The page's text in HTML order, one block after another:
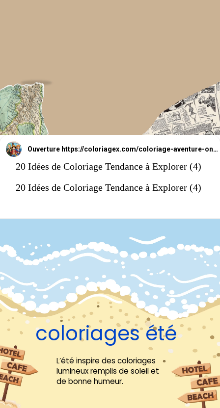
Ouverture https://coloriagex.com/coloriage-aventure-one-piece/
20 Idées de Coloriage Tendance à Explorer (4)
20 Idées de Coloriage Tendance à Explorer (4)
coloriages été
L’été inspire des coloriages
lumineux remplis de soleil et
de bonne humeur.